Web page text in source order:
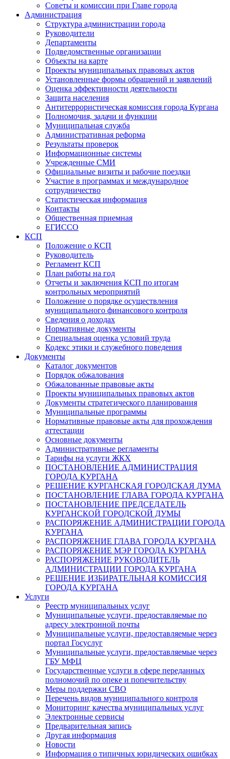
Советы и комиссии при Главе города
Администрация
Структура администрации города
Руководители
Департаменты
Подведомственные организации
Объекты на карте
Проекты муниципальных правовых актов
Установленные формы обращений и заявлений
Оценка эффективности деятельности
Защита населения
Антитеррористическая комиссия города Кургана
Полномочия, задачи и функции
Муниципальная служба
Административная реформа
Результаты проверок
Информационные системы
Учрежденные СМИ
Официальные визиты и рабочие поездки
Участие в программах и международное
сотрудничество
Статистическая информация
Контакты
Общественная приемная
ЕГИССО
КСП
Положение о КСП
Руководитель
Регламент КСП
План работы на год
Отчеты и заключения КСП по итогам
контрольных мероприятий
Положение о порядке осуществления
муниципального финансового контроля
Сведения о доходах
Нормативные документы
Специальная оценка условий труда
Кодекс этики и служебного поведения
Документы
Каталог документов
Порядок обжалования
Обжалованные правовые акты
Проекты муниципальных правовых актов
Документы стратегического планирования
Муниципальные программы
Нормативные правовые акты для прохождения
аттестации
Основные документы
Административные регламенты
Тарифы на услуги ЖКХ
ПОСТАНОВЛЕНИЕ АДМИНИСТРАЦИЯ
ГОРОДА КУРГАНА
РЕШЕНИЕ КУРГАНСКАЯ ГОРОДСКАЯ ДУМА
ПОСТАНОВЛЕНИЕ ГЛАВА ГОРОДА КУРГАНА
ПОСТАНОВЛЕНИЕ ПРЕДСЕДАТЕЛЬ
КУРГАНСКОЙ ГОРОДСКОЙ ДУМЫ
РАСПОРЯЖЕНИЕ АДМИНИСТРАЦИИ ГОРОДА
КУРГАНА
РАСПОРЯЖЕНИЕ ГЛАВА ГОРОДА КУРГАНА
РАСПОРЯЖЕНИЕ МЭР ГОРОДА КУРГАНА
РАСПОРЯЖЕНИЕ РУКОВОДИТЕЛЬ
АДМИНИСТРАЦИИ ГОРОДА КУРГАНА
РЕШЕНИЕ ИЗБИРАТЕЛЬНАЯ КОМИССИЯ
ГОРОДА КУРГАНА
Услуги
Реестр муниципальных услуг
Муниципальные услуги, предоставляемые по
адресу электронной почты
Муниципальные услуги, предоставляемые через
портал Госуслуг
Муниципальные услуги, предоставляемые через
ГБУ МФЦ
Государственные услуги в сфере переданных
полномочий по опеке и попечительству
Меры поддержки СВО
Перечень видов муниципального контроля
Мониторинг качества муниципальных услуг
Электронные сервисы
Предварительная запись
Другая информация
Новости
Информация о типичных юридических ошибках